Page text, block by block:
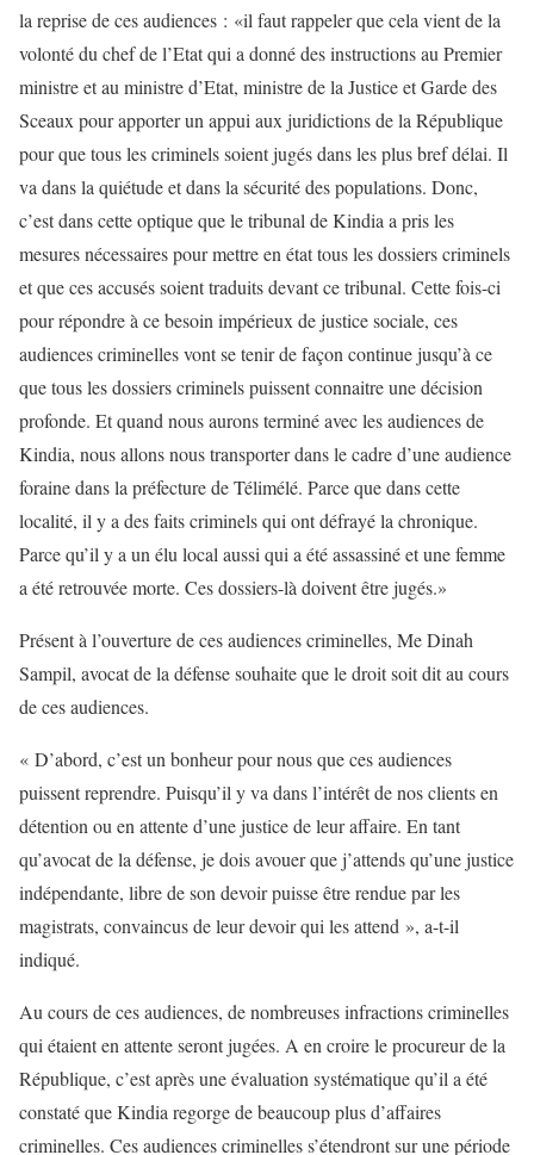
la reprise de ces audiences : «il faut rappeler que cela vient de la
volonté du chef de l’Etat qui a donné des instructions au Premier
ministre et au ministre d’Etat, ministre de la Justice et Garde des
Sceaux pour apporter un appui aux juridictions de la République
pour que tous les criminels soient jugés dans les plus bref délai. Il
va dans la quiétude et dans la sécurité des populations. Donc,
c’est dans cette optique que le tribunal de Kindia a pris les
mesures nécessaires pour mettre en état tous les dossiers criminels
et que ces accusés soient traduits devant ce tribunal. Cette fois-ci
pour répondre à ce besoin impérieux de justice sociale, ces
audiences criminelles vont se tenir de façon continue jusqu’à ce
que tous les dossiers criminels puissent connaitre une décision
profonde. Et quand nous aurons terminé avec les audiences de
Kindia, nous allons nous transporter dans le cadre d’une audience
foraine dans la préfecture de Télimélé. Parce que dans cette
localité, il y a des faits criminels qui ont défrayé la chronique.
Parce qu’il y a un élu local aussi qui a été assassiné et une femme
a été retrouvée morte. Ces dossiers-là doivent être jugés.»
Présent à l’ouverture de ces audiences criminelles, Me Dinah
Sampil, avocat de la défense souhaite que le droit soit dit au cours
de ces audiences.
« D’abord, c’est un bonheur pour nous que ces audiences
puissent reprendre. Puisqu’il y va dans l’intérêt de nos clients en
détention ou en attente d’une justice de leur affaire. En tant
qu’avocat de la défense, je dois avouer que j’attends qu’une justice
indépendante, libre de son devoir puisse être rendue par les
magistrats, convaincus de leur devoir qui les attend », a-t-il
indiqué.
Au cours de ces audiences, de nombreuses infractions criminelles
qui étaient en attente seront jugées. A en croire le procureur de la
République, c’est après une évaluation systématique qu’il a été
constaté que Kindia regorge de beaucoup plus d’affaires
criminelles. Ces audiences criminelles s’étendront sur une période